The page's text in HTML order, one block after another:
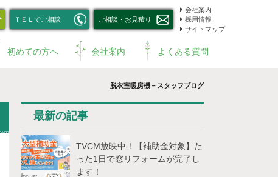
ＴＥＬでご相談 ご相談・お見積り
会社案内
採用情報
サイトマップ
初めての方へ 会社案内 よくある質問
脱衣室暖房機－スタッフブログ
最新の記事
TVCM放映中！【補助⾦対象】た
った1⽇で窓リフォームが完了し
ます！